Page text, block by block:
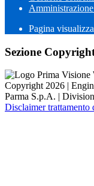
Pagina
Sezione
Copyright 2026 |
Parma S.p.A. |
Disclaimer trattamento